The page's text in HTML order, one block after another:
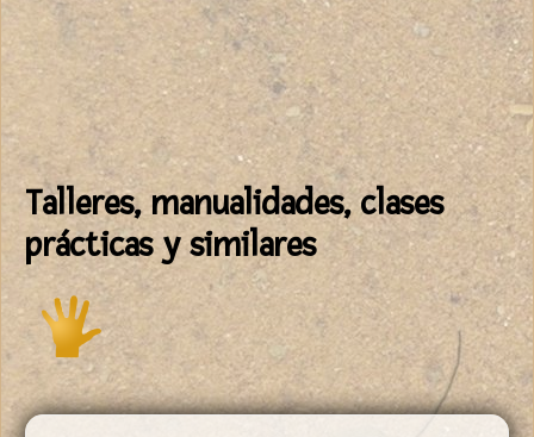
Talleres, manualidades, clases
prácticas y similares